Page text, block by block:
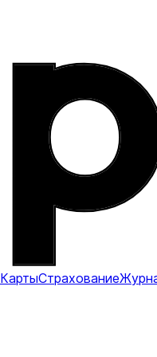
КартыСтрахование